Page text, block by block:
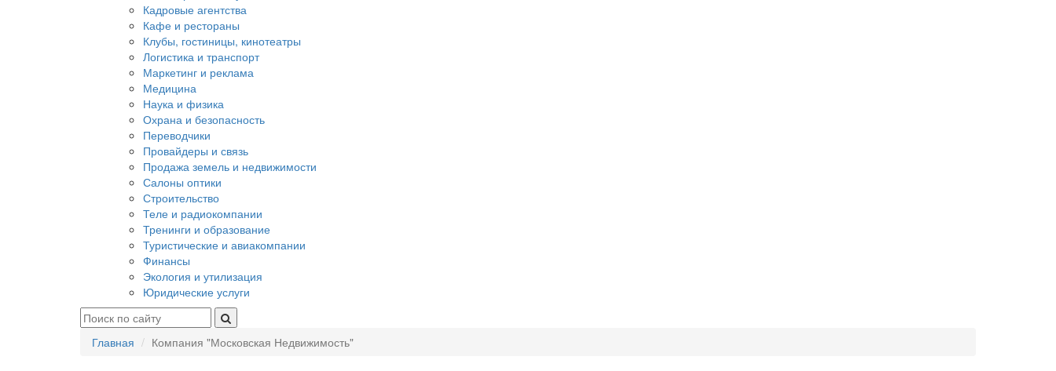
Кадровые агентства
Кафе и рестораны
Клубы, гостиницы, кинотеатры
Логистика и транспорт
Маркетинг и реклама
Медицина
Наука и физика
Охрана и безопасность
Переводчики
Провайдеры и связь
Продажа земель и недвижимости
Салоны оптики
Строительство
Теле и радиокомпании
Тренинги и образование
Туристические и авиакомпании
Финансы
Экология и утилизация
Юридические услуги
Главная Компания "Московская Недвижимость"